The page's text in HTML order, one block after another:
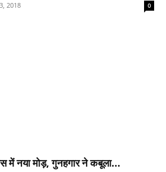
2018 0
में नया मोड़, गुनहगार ने कबूला...